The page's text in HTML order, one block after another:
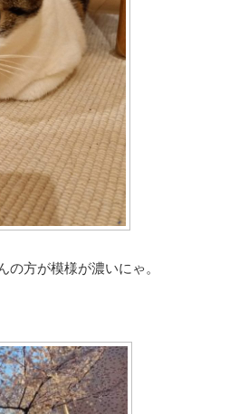
の方が模様が濃いにゃ。